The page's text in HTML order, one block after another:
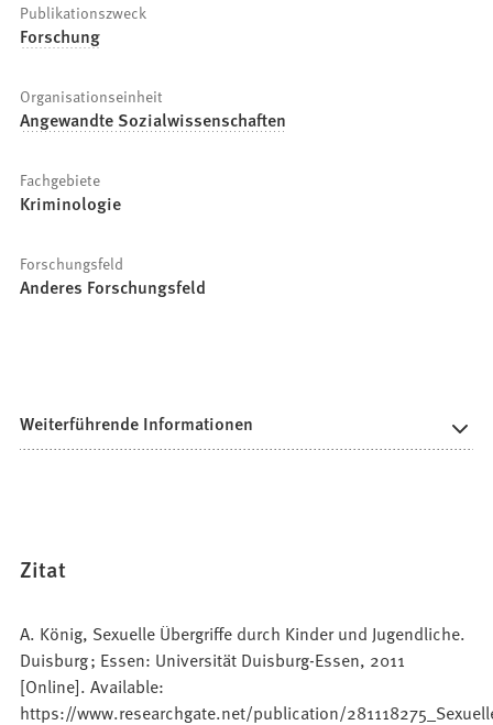
Publikationszweck
Forschung
Organisationseinheit
Angewandte Sozialwissenschaften
Fachgebiete
Kriminologie
Forschungsfeld
Anderes Forschungsfeld
Weiterführende Informationen
Zitat
A. König, Sexuelle Übergriffe durch Kinder und Jugendliche.
Duisburg ; Essen: Universität Duisburg-Essen, 2011
[Online]. Available:
https://www.researchgate.net/publication/